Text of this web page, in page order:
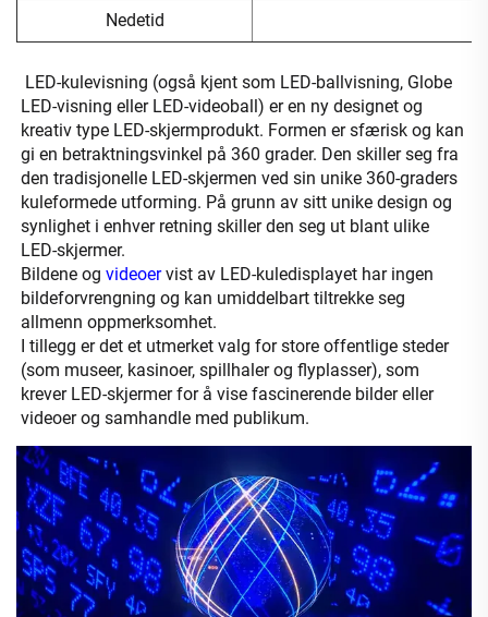
Nedetid
LED-kulevisning (også kjent som LED-ballvisning, Globe
LED-visning eller LED-videoball) er en ny designet og
kreativ type LED-skjermprodukt. Formen er sfærisk og kan
gi en betraktningsvinkel på 360 grader. Den skiller seg fra
den tradisjonelle LED-skjermen ved sin unike 360-graders
kuleformede utforming. På grunn av sitt unike design og
synlighet i enhver retning skiller den seg ut blant ulike
LED-skjermer.
Bildene og videoer vist av LED-kuledisplayet har ingen
bildeforvrengning og kan umiddelbart tiltrekke seg
allmenn oppmerksomhet.
I tillegg er det et utmerket valg for store offentlige steder
(som museer, kasinoer, spillhaler og flyplasser), som
krever LED-skjermer for å vise fascinerende bilder eller
videoer og samhandle med publikum.